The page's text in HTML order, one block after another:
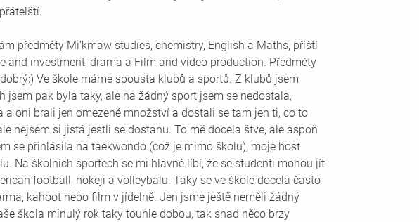
předměty Mi’kmaw studies, chemistry, English a Maths, příští
and investment, drama a Film and video production. Předměty
Ve škole máme spousta klubů a sportů. Z klubů jsem
jsem pak byla taky, ale na žádný sport jsem se nedostala,
oni brali jen omezené množství a dostali se tam jen ti, co to
nejsem si jistá jestli se dostanu. To mě docela štve, ale aspoň
se přihlásila na taekwondo (což je mimo školu), moje host
Na školních sportech se mi hlavně líbí, že se studenti mohou jít
football, hokeji a volleybalu. Taky se ve škole docela často
kahoot nebo film v jídelně. Jen jsme ještě neměli žádný
škola minulý rok taky touhle dobou, tak snad něco brzy